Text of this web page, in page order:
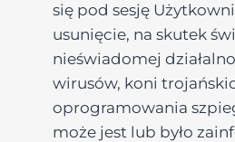
się pod sesję
usunięcie, na skutek
nieświadomej
wirusów, koni
oprogramowania
może jest lub było